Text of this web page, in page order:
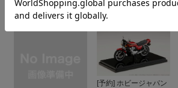
¥2,640(税込) ¥7,480(税込)
[予約] ホビージャパン